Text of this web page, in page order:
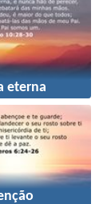
eterna